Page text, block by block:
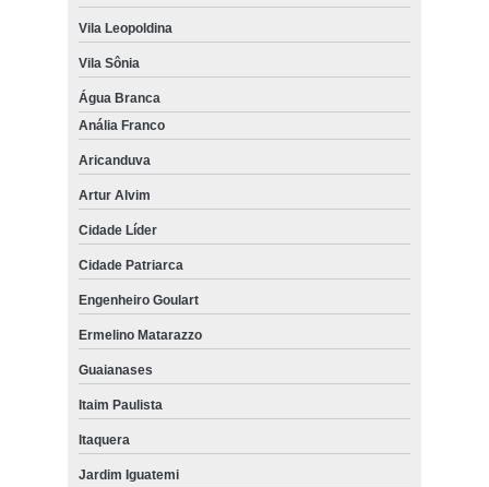
Vila Leopoldina
Vila Sônia
Água Branca
Anália Franco
Aricanduva
Artur Alvim
Cidade Líder
Cidade Patriarca
Engenheiro Goulart
Ermelino Matarazzo
Guaianases
Itaim Paulista
Itaquera
Jardim Iguatemi